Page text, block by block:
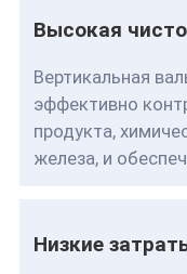
Высокая
Вертикальная
эффективно
продукта,
железа, и
Низкие